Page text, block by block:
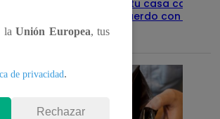
Revisa con tu DNI si tu casa califica
como pobre, de acuerdo con el Sisfoh
Te ayudo 25 de mayo 2026
laUnión Europea, tus
de privacidad.
Rechazar